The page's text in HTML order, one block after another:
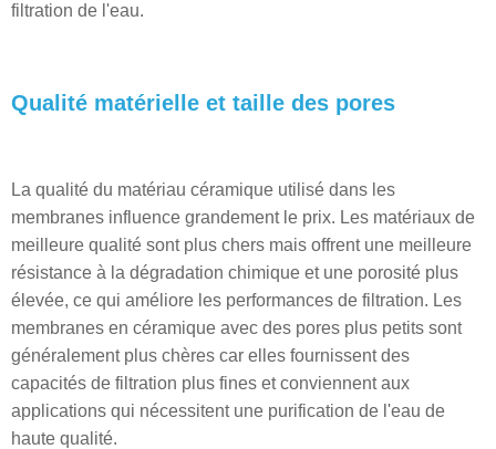
filtration de l'eau.
Qualité matérielle et taille des pores
La qualité du matériau céramique utilisé dans les
membranes influence grandement le prix. Les matériaux de
meilleure qualité sont plus chers mais offrent une meilleure
résistance à la dégradation chimique et une porosité plus
élevée, ce qui améliore les performances de filtration. Les
membranes en céramique avec des pores plus petits sont
généralement plus chères car elles fournissent des
capacités de filtration plus fines et conviennent aux
applications qui nécessitent une purification de l'eau de
haute qualité.